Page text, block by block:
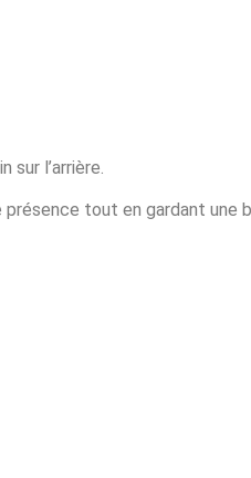
l’arrière.
tout en gardant une